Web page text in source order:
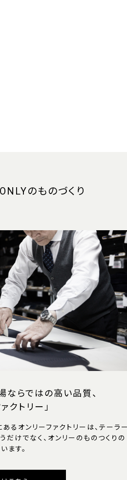
ONLYのものづくり
ならではの高い品質、
クトリー」
るオンリーファクトリーは、テーラ
だけでなく、オンリーのものつくりの
ます。